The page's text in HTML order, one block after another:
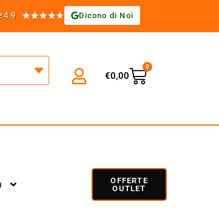
4.9 ★★★★★ Dicono di Noi
€0,00
0
OFFERTE
OUTLET